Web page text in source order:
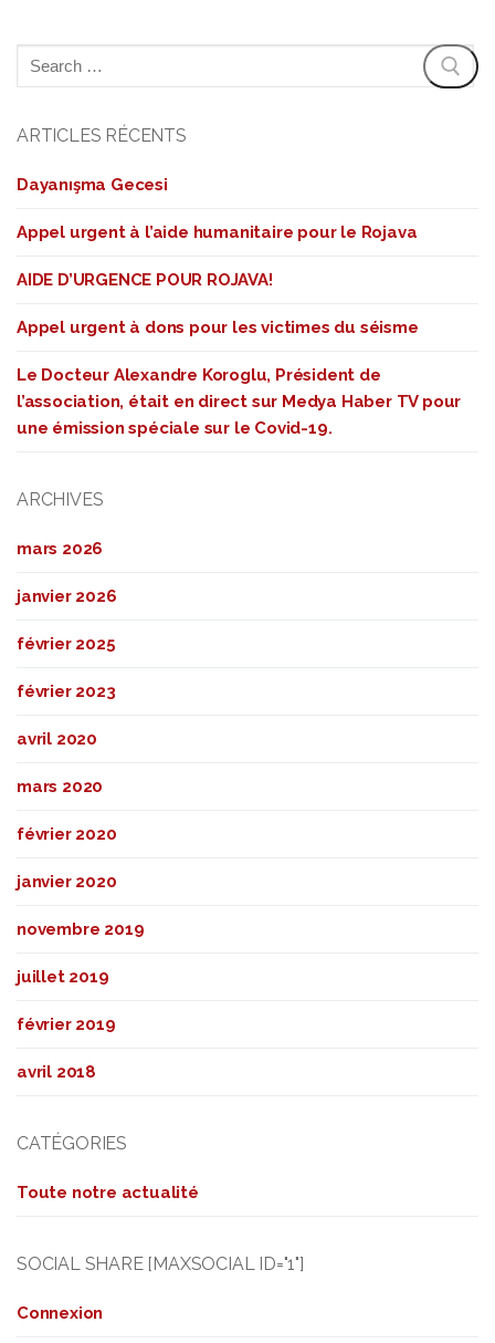
ARTICLES RÉCENTS
Dayanışma Gecesi
Appel urgent à l’aide humanitaire pour le Rojava
AIDE D’URGENCE POUR ROJAVA!
Appel urgent à dons pour les victimes du séisme
Le Docteur Alexandre Koroglu, Président de
l’association, était en direct sur Medya Haber TV pour
une émission spéciale sur le Covid-19.
ARCHIVES
mars 2026
janvier 2026
février 2025
février 2023
avril 2020
mars 2020
février 2020
janvier 2020
novembre 2019
juillet 2019
février 2019
avril 2018
CATÉGORIES
Toute notre actualité
SOCIAL SHARE [MAXSOCIAL ID="1"]
Connexion